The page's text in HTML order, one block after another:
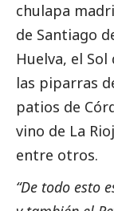
chulapa
de Santiago
Huelva, el
las piparras
patios de
vino de La
entre otros.
“De todo esto